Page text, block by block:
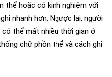
thể hoặc có kinh nghiệm với
nhanh hơn. Ngược lại, người
thể mất nhiều thời gian ở
chữ phồn thể và cách ghi